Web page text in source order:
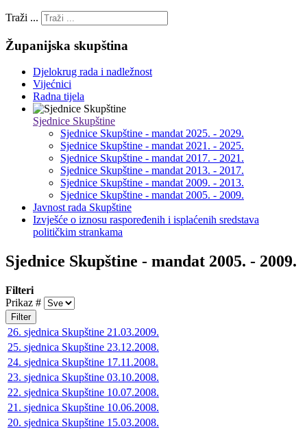
Traži ...
Županijska skupština
Djelokrug rada i nadležnost
Vijećnici
Radna tijela
Sjednice Skupštine
Sjednice Skupštine - mandat 2025. - 2029.
Sjednice Skupštine - mandat 2021. - 2025.
Sjednice Skupštine - mandat 2017. - 2021.
Sjednice Skupštine - mandat 2013. - 2017.
Sjednice Skupštine - mandat 2009. - 2013.
Sjednice Skupštine - mandat 2005. - 2009.
Javnost rada Skupštine
Izvješće o iznosu raspoređenih i isplaćenih sredstava
političkim strankama
Sjednice Skupštine - mandat 2005. - 2009.
Filteri
Prikaz #
Filter
26. sjednica Skupštine 21.03.2009.
25. sjednica Skupštine 23.12.2008.
24. sjednica Skupštine 17.11.2008.
23. sjednica Skupštine 03.10.2008.
22. sjednica Skupštine 10.07.2008.
21. sjednica Skupštine 10.06.2008.
20. sjednica Skupštine 15.03.2008.